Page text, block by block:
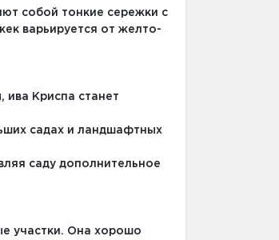
собой тонкие сережки с
варьируется от желто-
ива Криспа станет
садах и ландшафтных
саду дополнительное
участки. Она хорошо